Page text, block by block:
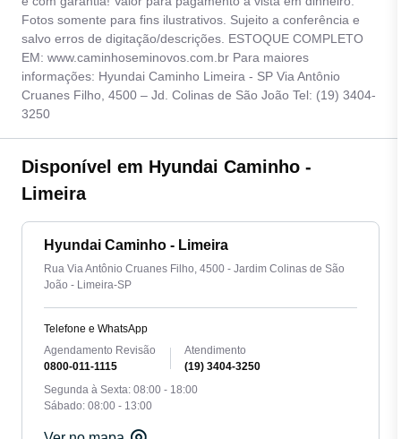
Fotos somente para fins ilustrativos. Sujeito a conferência e
salvo erros de digitação/descrições. ESTOQUE COMPLETO
EM: www.caminhoseminovos.com.br Para maiores
informações: Hyundai Caminho Limeira - SP Via Antônio
Cruanes Filho, 4500 – Jd. Colinas de São João Tel: (19) 3404-
3250
Disponível em Hyundai Caminho -
Limeira
Hyundai Caminho - Limeira
Rua Via Antônio Cruanes Filho, 4500 - Jardim Colinas de São
João - Limeira-SP
Telefone e WhatsApp
Agendamento Revisão
0800-011-1115
Atendimento
(19) 3404-3250
Segunda à Sexta: 08:00 - 18:00
Sábado: 08:00 - 13:00